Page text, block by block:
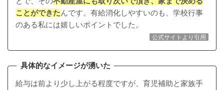
ことができたんです。有給消化しやすいのも、学校行事
のある私には嬉しいポイントでした。
公式サイトより引用
具体的なイメージが湧いた
給与は前より少し上がる程度ですが、育児補助と家族手